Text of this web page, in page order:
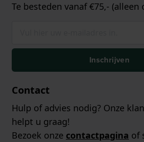
Te besteden vanaf €75,- (alleen
Inschrijven
Contact
Hulp of advies nodig? Onze
helpt u graag!
Bezoek onze contactpagina of